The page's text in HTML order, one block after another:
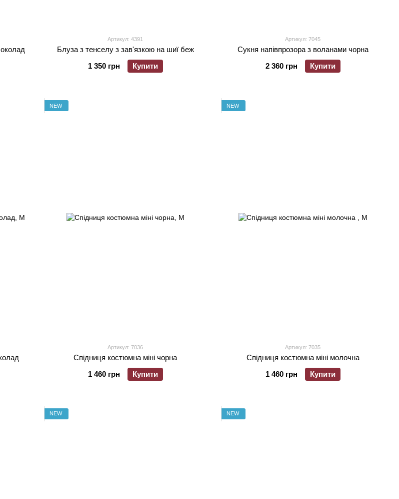
Артикул: 4391
Блуза з тенселу з зав'язкою на шиї беж
1 350 грн
Купити
Артикул: 7045
Сукня напівпрозора з воланами чорна
2 360 грн
Купити
NEW
Артикул: 7036
Спідниця костюмна міні чорна
1 460 грн
Купити
NEW
Артикул: 7035
Спідниця костюмна міні молочна
1 460 грн
Купити
NEW NEW